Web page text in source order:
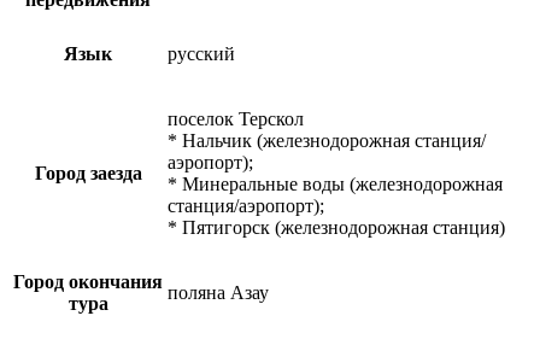
Язык русский
Город заезда
поселок Терскол
* Нальчик (железнодорожная станция/
аэропорт);
* Минеральные воды (железнодорожная
станция/аэропорт);
* Пятигорск (железнодорожная станция)
Город окончания
тура
поляна Азау